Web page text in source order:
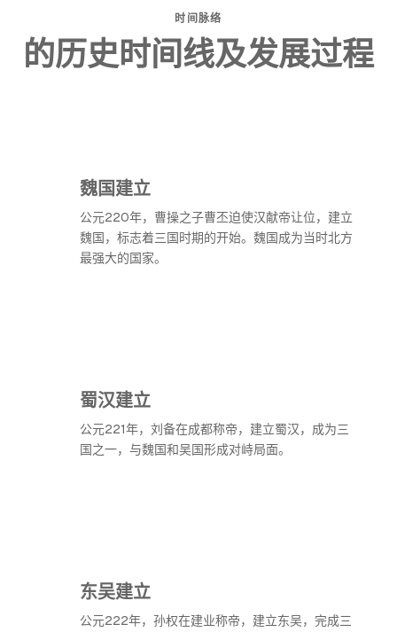
时间脉络
的历史时间线及发展过程
魏国建立
公元220年，曹操之子曹丕迫使汉献帝让位，建立
魏国，标志着三国时期的开始。魏国成为当时北方
最强大的国家。
蜀汉建立
公元221年，刘备在成都称帝，建立蜀汉，成为三
国之一，与魏国和吴国形成对峙局面。
东吴建立
公元222年，孙权在建业称帝，建立东吴，完成三